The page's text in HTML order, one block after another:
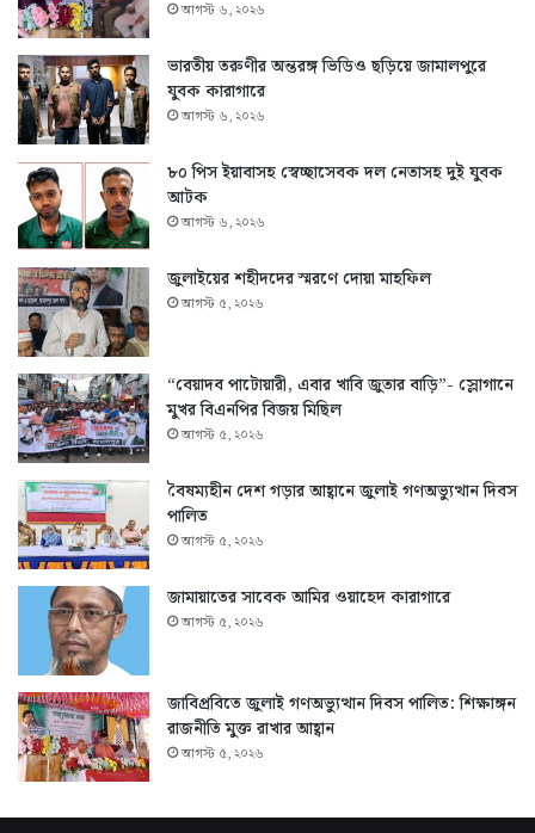
আগস্ট ৬, ২০২৬
ভারতীয় তরুণীর অন্তরঙ্গ ভিডিও ছড়িয়ে জামালপুরে
যুবক কারাগারে
আগস্ট ৬, ২০২৬
৮০ পিস ইয়াবাসহ স্বেচ্ছাসেবক দল নেতাসহ দুই যুবক
আটক
আগস্ট ৬, ২০২৬
জুলাইয়ের শহীদদের স্মরণে দোয়া মাহফিল
আগস্ট ৫, ২০২৬
“বেয়াদব পাটোয়ারী, এবার খাবি জুতার বাড়ি”- স্লোগানে
মুখর বিএনপির বিজয় মিছিল
আগস্ট ৫, ২০২৬
বৈষম্যহীন দেশ গড়ার আহ্বানে জুলাই গণঅভ্যুত্থান দিবস
পালিত
আগস্ট ৫, ২০২৬
জামায়াতের সাবেক আমির ওয়াহেদ কারাগারে
আগস্ট ৫, ২০২৬
জাবিপ্রবিতে জুলাই গণঅভ্যুত্থান দিবস পালিত: শিক্ষাঙ্গন
রাজনীতি মুক্ত রাখার আহ্বান
আগস্ট ৫, ২০২৬